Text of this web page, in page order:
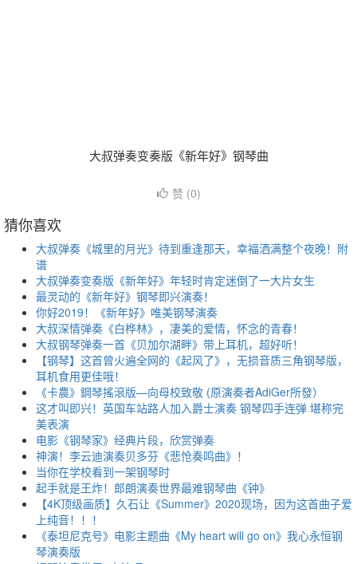
大叔弹奏变奏版《新年好》钢琴曲
赞 (0)
猜你喜欢
大叔弹奏《城里的月光》待到重逢那天，幸福洒满整个夜晚！附
谱
大叔弹奏变奏版《新年好》年轻时肯定迷倒了一大片女生
最灵动的《新年好》钢琴即兴演奏！
你好2019！《新年好》唯美钢琴演奏
大叔深情弹奏《白桦林》，凄美的爱情，怀念的青春！
大叔钢琴弹奏一首《贝加尔湖畔》带上耳机，超好听！
【钢琴】这首曾火遍全网的《起风了》，无损音质三角钢琴版，
耳机食用更佳哦！
《卡農》鋼琴搖滾版—向母校致敬 (原演奏者AdiGer所發）
这才叫即兴！英国车站路人加入爵士演奏 钢琴四手连弹 堪称完
美表演
电影《钢琴家》经典片段，欣赏弹奏
神演！李云迪演奏贝多芬《悲怆奏鸣曲》！
当你在学校看到一架钢琴时
起手就是王炸！郎朗演奏世界最难钢琴曲《钟》
【4K顶级画质】久石让《Summer》2020现场，因为这首曲子爱
上纯音！！！
《泰坦尼克号》电影主题曲《My heart will go on》我心永恒钢
琴演奏版